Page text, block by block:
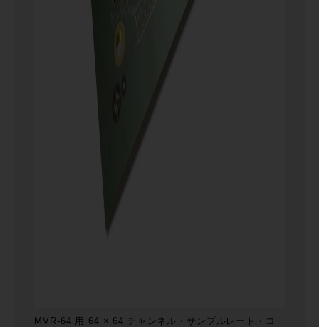
MVR-64 用 64 × 64 チャンネル・サンプルレート・コ